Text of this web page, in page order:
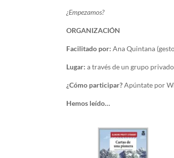
¿Empezamos?
ORGANIZACIÓN
Facilitado por:Ana Quintana
Lugar: a través de un grupo
¿Cómo participar?Apúntate por
Hemos leído…